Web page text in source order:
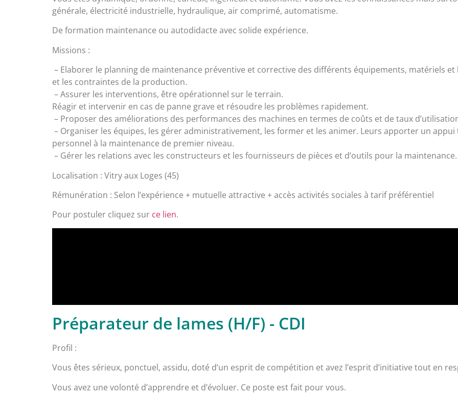
générale, électricité industrielle, hydraulique, air comprimé, automatisme.
De formation maintenance ou autodidacte avec solide expérience.
Missions :
– Elaborer le planning de maintenance préventive et corrective des différents équipements, matériels
et les contraintes de la production.
– Assurer les interventions, être opérationnel sur le terrain.
Réagir et intervenir en cas de panne grave et résoudre les problèmes rapidement.
– Proposer des améliorations des performances des machines en termes de coûts et de taux
– Organiser les équipes, les gérer administrativement, les former et les animer. Leurs apporter un
personnel à la maintenance de premier niveau.
– Gérer les relations avec les constructeurs et les fournisseurs de pièces et d’outils pour la maintenance.
Localisation : Vitry aux Loges (45)
Rémunération : Selon l’expérience + mutuelle attractive + accès activités sociales à tarif préférentiel
Pour postuler cliquez sur ce lien.
Préparateur de lames (H/F) - CDI
Profil :
Vous êtes sérieux, ponctuel, assidu, doté d’un esprit de compétition et avez l’esprit d’initiative tout en
Vous avez une volonté d’apprendre et d’évoluer. Ce poste est fait pour vous.